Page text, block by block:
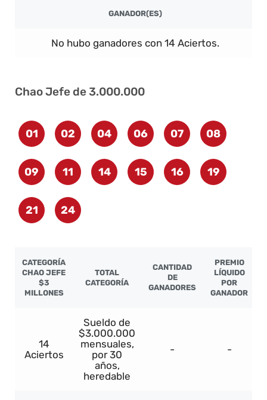
GANADOR(ES)
No hubo ganadores con 14 Aciertos.
Chao Jefe de 3.000.000
01 02 04 06 07 08
09 11 14 15 16 19
21 24
CATEGORÍA
CHAO JEFE
$3
MILLONES
TOTAL
CATEGORÍA
CANTIDAD
DE
GANADORES
PREMIO
LÍQUIDO
POR
GANADOR
14
Aciertos
Sueldo de
$3.000.000
mensuales,
por 30
años,
heredable
- -